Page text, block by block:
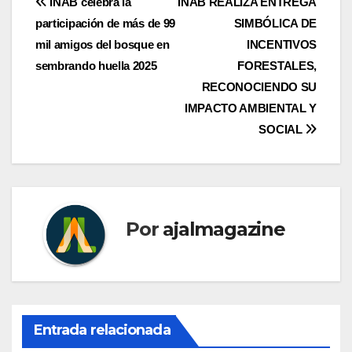
Navegación
de
entradas
SIMBÓLICA DE
INCENTIVOS
FORESTALES,
RECONOCIENDO SU
IMPACTO AMBIENTAL Y
SOCIAL
participación de más de 99
mil amigos del bosque en
sembrando huella 2025
Por ajalmagazine
Entrada relacionada